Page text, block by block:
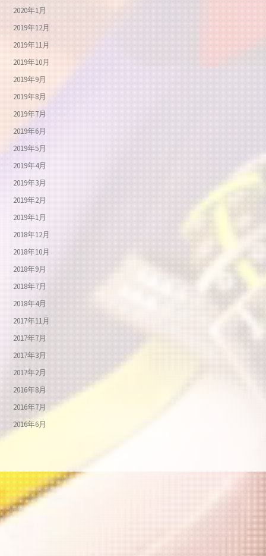
2020年1月
2019年12月
2019年11月
2019年10月
2019年9月
2019年8月
2019年7月
2019年6月
2019年5月
2019年4月
2019年3月
2019年2月
2019年1月
2018年12月
2018年10月
2018年9月
2018年7月
2018年4月
2017年11月
2017年7月
2017年3月
2017年2月
2016年8月
2016年7月
2016年6月